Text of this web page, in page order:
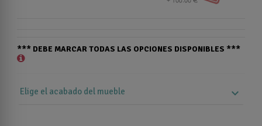
*** DEBE MARCAR TODAS LAS OPCIONES DISPONIBLES ***
Elige el acabado del mueble expand_more